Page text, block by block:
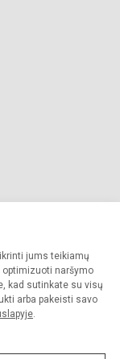
jums teikiamų
optimizuoti naršymo
kad sutinkate su visų
arba pakeisti savo
.
administracijos